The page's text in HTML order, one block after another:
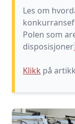
Les om
Polen som
disposisjoner
Klikk på